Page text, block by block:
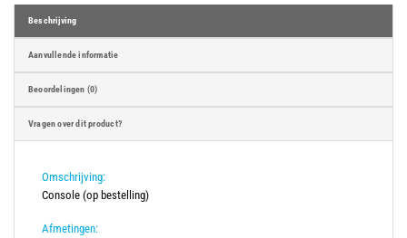
Beschrijving
Aanvullende informatie
Beoordelingen (0)
Vragen over dit product?
Omschrijving:
Console (op bestelling)
Afmetingen: